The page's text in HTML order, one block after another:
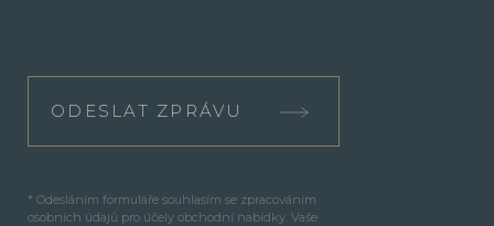
ODESLAT ZPRÁVU
* Odesláním formuláře souhlasím se zpracováním
osobních údajů pro účely obchodní nabídky. Vaše